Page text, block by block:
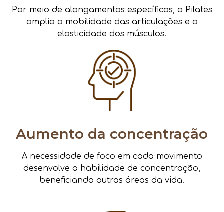
Por meio de alongamentos específicos, o Pilates
amplia a mobilidade das articulações e a
elasticidade dos músculos.
Aumento da concentração
A necessidade de foco em cada movimento
desenvolve a habilidade de concentração,
beneficiando outras áreas da vida.